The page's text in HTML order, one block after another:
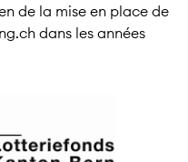
de la mise en place de
dans les années